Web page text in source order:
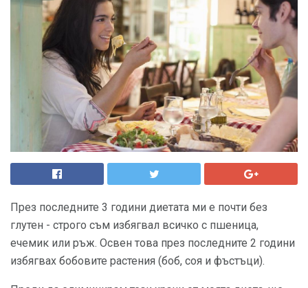
През последните 3 години диетата ми е почти без
глутен - строго съм избягвал всичко с пшеница,
ечемик или ръж. Освен това през последните 2 години
избягвах бобовите растения (боб, соя и фъстъци).